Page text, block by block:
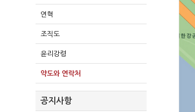
연혁
조직도
윤리강령
약도와 연락처
공지사항